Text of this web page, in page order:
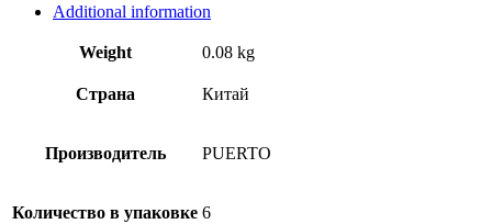
Additional information
Weight 0.08 kg
Страна Китай
Производитель PUERTO
Количество в упаковке 6